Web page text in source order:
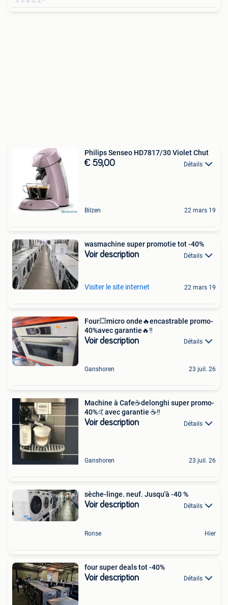
Philips Senseo HD7817/30 Violet Chut
€ 59,00 Détails
Bilzen 22 mars 19
wasmachine super promotie tot -40%
Voir description Détails
Visiter le site internet 22 mars 19
Four💥micro onde🔥encastrable promo-
40%avec garantie🔥‼️
Voir description Détails
Ganshoren 23 juil. 26
Machine à Cafe☕️delonghi super promo-
40%🤙avec garantie ☕️‼️
Voir description Détails
Ganshoren 23 juil. 26
sèche-linge. neuf. Jusqu'à -40 %
Voir description Détails
Ronse Hier
four super deals tot -40%
Voir description Détails